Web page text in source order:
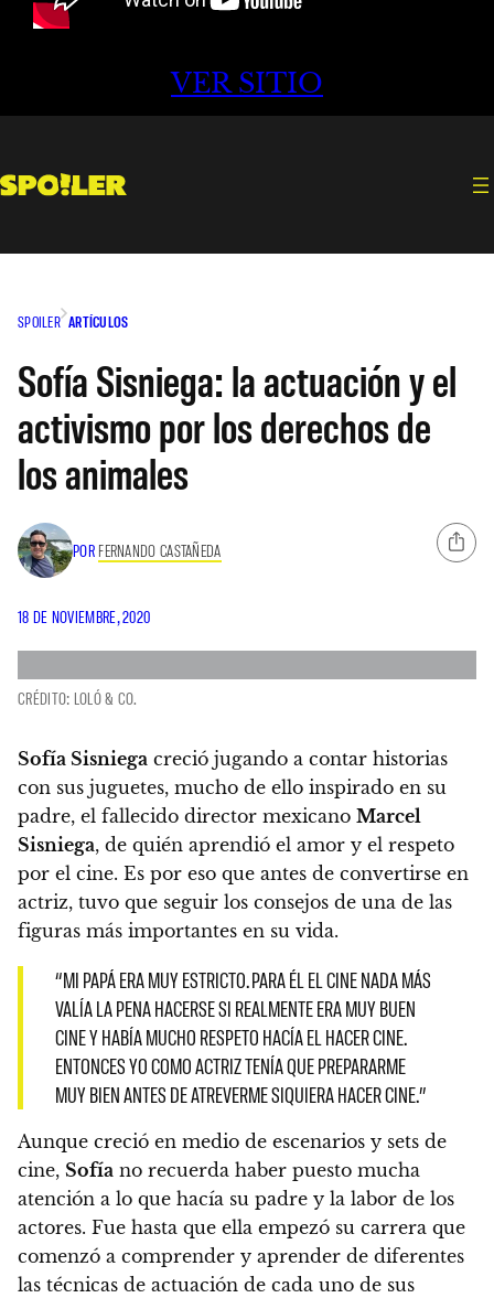
VER SITIO
SPOILER ARTÍCULOS
Sofía Sisniega: la actuación y el
activismo por los derechos de
los animales
POR FERNANDO CASTAÑEDA
18 DE NOVIEMBRE, 2020
CRÉDITO: LOLÓ & CO.
Sofía Sisniega creció jugando a contar historias
con sus juguetes, mucho de ello inspirado en su
padre, el fallecido director mexicano Marcel
Sisniega, de quién aprendió el amor y el respeto
por el cine. Es por eso que antes de convertirse en
actriz, tuvo que seguir los consejos de una de las
figuras más importantes en su vida.
“MI PAPÁ ERA MUY ESTRICTO. PARA ÉL EL CINE NADA MÁS
VALÍA LA PENA HACERSE SI REALMENTE ERA MUY BUEN
CINE Y HABÍA MUCHO RESPETO HACÍA EL HACER CINE.
ENTONCES YO COMO ACTRIZ TENÍA QUE PREPARARME
MUY BIEN ANTES DE ATREVERME SIQUIERA HACER CINE.”
Aunque creció en medio de escenarios y sets de
cine, Sofía no recuerda haber puesto mucha
atención a lo que hacía su padre y la labor de los
actores. Fue hasta que ella empezó su carrera que
comenzó a comprender y aprender de diferentes
las técnicas de actuación de cada uno de sus